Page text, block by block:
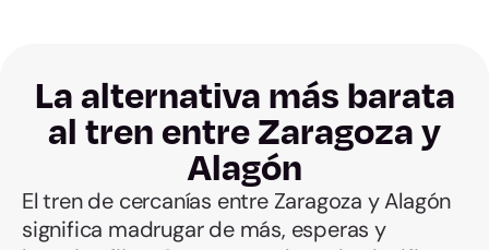
La alternativa más barata
al tren entre Zaragoza y
Alagón
El tren de cercanías entre Zaragoza y Alagón
significa madrugar de más, esperas y